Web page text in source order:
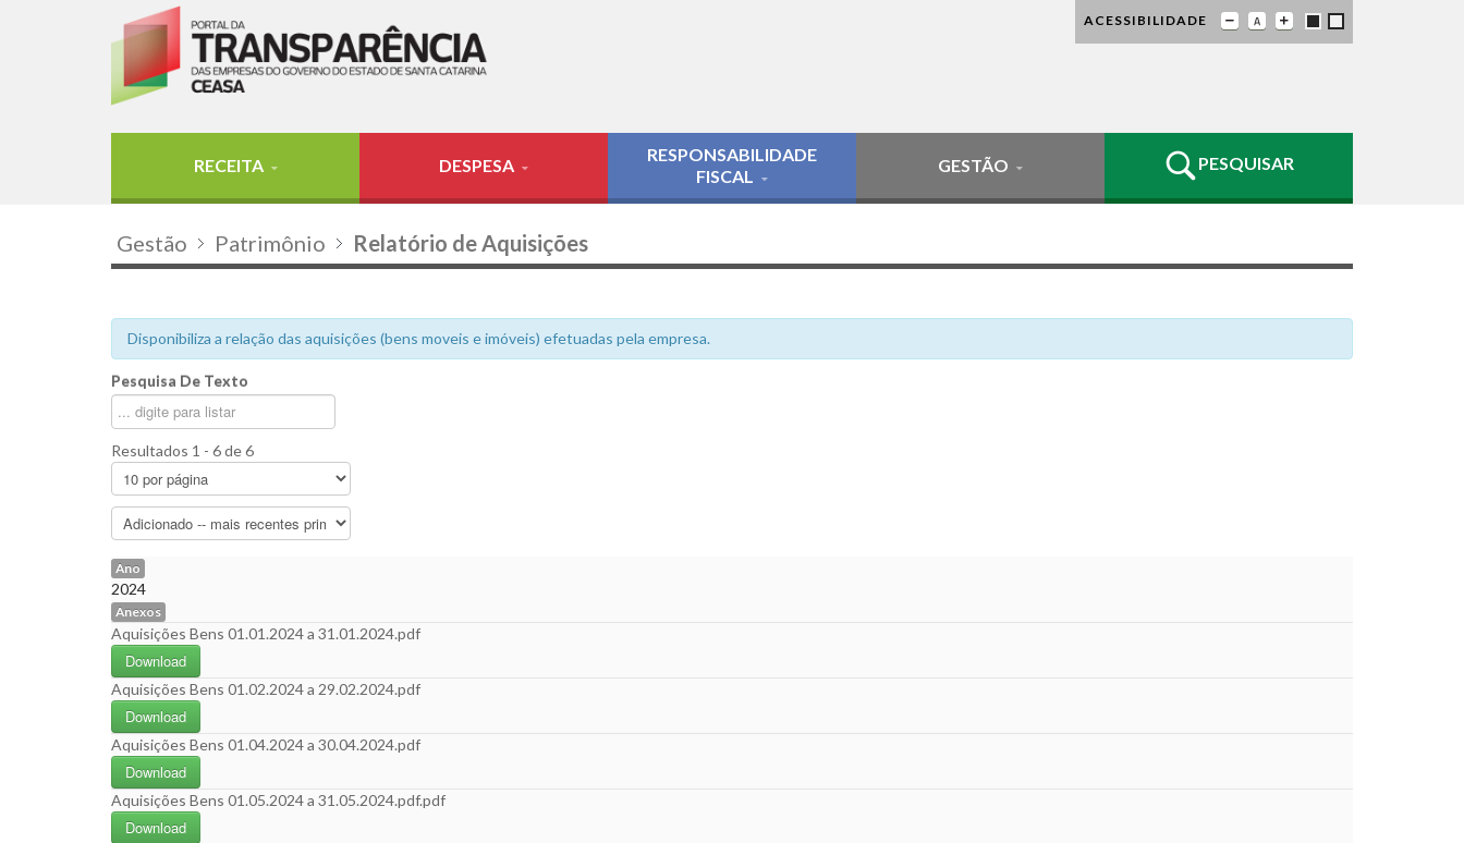
ACESSIBILIDADE
RECEITA DESPESA
RESPONSABILIDADE
FISCAL
GESTÃO PESQUISAR
Gestão Patrimônio Relatório de Aquisições
Disponibiliza a relação das aquisições (bens moveis e imóveis) efetuadas pela empresa.
Pesquisa De Texto
Resultados 1 - 6 de 6
Ano
2024
Anexos
Aquisições Bens 01.01.2024 a 31.01.2024.pdf
Download
Aquisições Bens 01.02.2024 a 29.02.2024.pdf
Download
Aquisições Bens 01.04.2024 a 30.04.2024.pdf
Download
Aquisições Bens 01.05.2024 a 31.05.2024.pdf.pdf
Download